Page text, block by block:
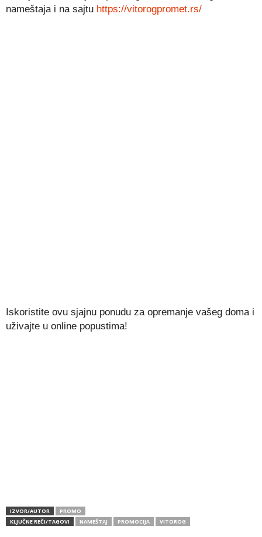
nameštaja i na sajtu https://vitorogpromet.rs/
Iskoristite ovu sjajnu ponudu za opremanje vašeg doma i
uživajte u online popustima!
IZVOR/AUTOR
PROMO
KLJUČNE REČI/TAGOVI
NAMEŠTAJ PROMOCIJA VITOROG